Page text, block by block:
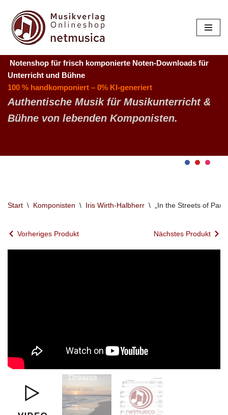
Zum
Inhalt
Notenshop für frisch komponierte Noten-Downloads für
Unterricht und Bühne
100 % handkomponiert – 0% KI-generiert
Authentische Musik für Musikunterricht &
Bühne von lebenden Komponisten.
Start \ Komponisten \ Iris Wirth-Halbherr \ „In the Streets of
Vorheriges Produkt Nächstes Produkt